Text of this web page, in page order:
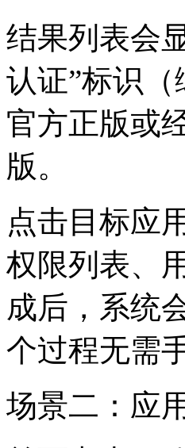
结果列表会
认证”标识
官方正版或
版。
点击目标应
权限列表、
成后，系统
个过程无需
场景二：应